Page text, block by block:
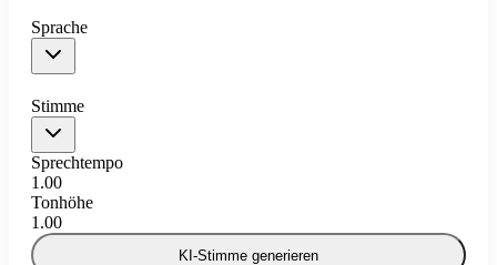
Sprache
Stimme
Sprechtempo
1.00
Tonhöhe
1.00
KI-Stimme generieren